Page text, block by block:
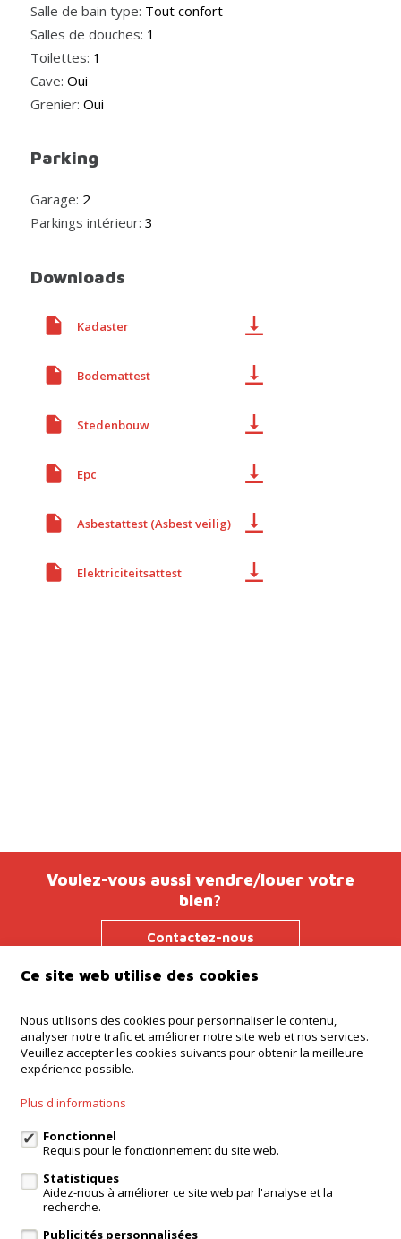
Salle de bain type: Tout confort
Salles de douches: 1
Toilettes: 1
Cave: Oui
Grenier: Oui
Parking
Garage: 2
Parkings intérieur: 3
Downloads
Kadaster
Bodemattest
Stedenbouw
Epc
Asbestattest (Asbest veilig)
Elektriciteitsattest
Voulez-vous aussi vendre/louer votre
bien?
Contactez-nous
Agence Ninove
Onderwijslaan 45, 9400 Ninove
Agence Dilbeek
Agence Kampenhout
Zeypestraat 52B, Kampenhout
login propriétaire
Ce site web utilise des cookies
Nous utilisons des cookies pour personnaliser le contenu,
analyser notre trafic et améliorer notre site web et nos services.
Veuillez accepter les cookies suivants pour obtenir la meilleure
expérience possible.
Plus d'informations
Fonctionnel
Requis pour le fonctionnement du site web.
Statistiques
Aidez-nous à améliorer ce site web par l'analyse et la
recherche.
Publicités personnalisées